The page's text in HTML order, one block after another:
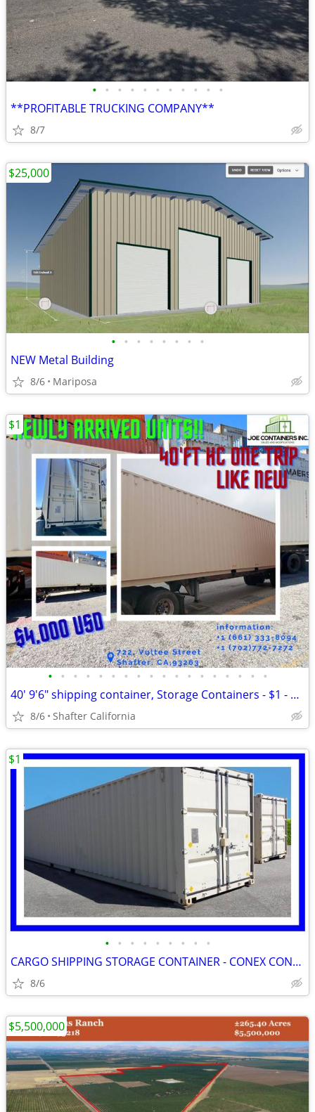
• • • • • • • • • • •
**PROFITABLE TRUCKING COMPANY**
8/7
• • • • • • • •
NEW Metal Building
8/6 Mariposa
$25,000
• • • • • • • • • • • • • • • • • •
40' 9'6" shipping container, Storage Containers - $1 - $1 (Shafter Cal
8/6 Shafter California
$1
• • • • • • • • •
CARGO SHIPPING STORAGE CONTAINER - CONEX CONTAINERS (HC/WWT/CW/1-TRIP)
8/6
$1
$5,500,000